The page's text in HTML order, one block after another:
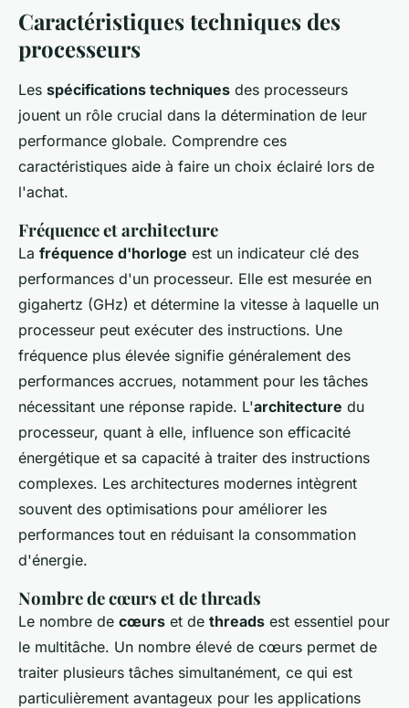
Caractéristiques techniques des
processeurs
Les spécifications techniques des processeurs
jouent un rôle crucial dans la détermination de leur
performance globale. Comprendre ces
caractéristiques aide à faire un choix éclairé lors de
l'achat.
Fréquence et architecture
La fréquence d'horloge est un indicateur clé des
performances d'un processeur. Elle est mesurée en
gigahertz (GHz) et détermine la vitesse à laquelle un
processeur peut exécuter des instructions. Une
fréquence plus élevée signifie généralement des
performances accrues, notamment pour les tâches
nécessitant une réponse rapide. L'architecture du
processeur, quant à elle, influence son efficacité
énergétique et sa capacité à traiter des instructions
complexes. Les architectures modernes intègrent
souvent des optimisations pour améliorer les
performances tout en réduisant la consommation
d'énergie.
Nombre de cœurs et de threads
Le nombre de cœurs et de threads est essentiel pour
le multitâche. Un nombre élevé de cœurs permet de
traiter plusieurs tâches simultanément, ce qui est
particulièrement avantageux pour les applications